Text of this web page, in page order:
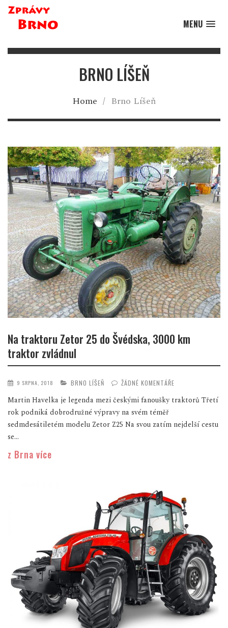
MENU
BRNO LÍŠEŇ
Home / Brno Líšeň
Na traktoru Zetor 25 do Švédska, 3000 km
traktor zvládnul
9 SRPNA, 2018 BRNO LÍŠEŇ ŽÁDNÉ KOMENTÁŘE
Martin Havelka je legenda mezi českými fanoušky traktorů Třetí
rok podniká dobrodružné výpravy na svém téměř
sedmdesátiletém modelu Zetor Z25 Na svou zatím nejdelší cestu
se...
z Brna více